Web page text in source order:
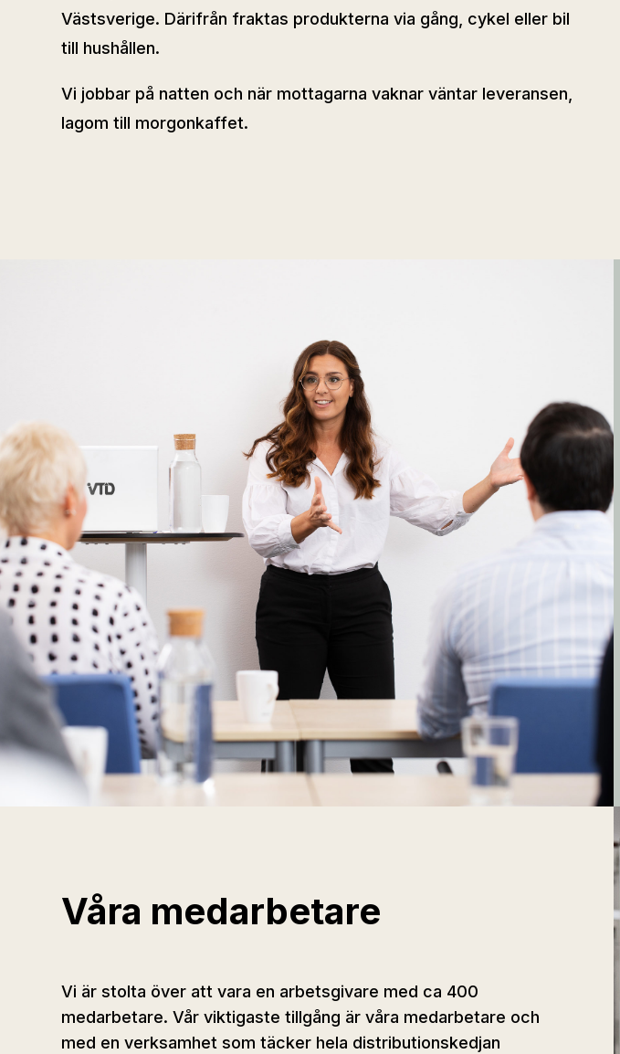
Västsverige. Därifrån fraktas produkterna via gång, cykel eller bil
till hushållen.
Vi jobbar på natten och när mottagarna vaknar väntar leveransen,
lagom till morgonkaffet.
Våra medarbetare
Vi är stolta över att vara en arbetsgivare med ca 400
medarbetare. Vår viktigaste tillgång är våra medarbetare och
med en verksamhet som täcker hela distributionskedjan